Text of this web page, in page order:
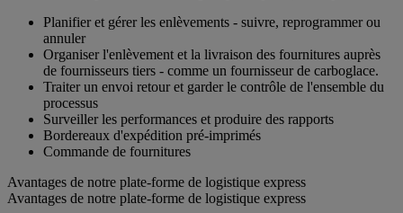
Planifier et gérer les enlèvements - suivre, reprogrammer ou
annuler
Organiser l'enlèvement et la livraison des fournitures auprès
de fournisseurs tiers - comme un fournisseur de carboglace.
Traiter un envoi retour et garder le contrôle de l'ensemble du
processus
Surveiller les performances et produire des rapports
Bordereaux d'expédition pré-imprimés
Commande de fournitures
Avantages de notre plate-forme de logistique express
Avantages de notre plate-forme de logistique express